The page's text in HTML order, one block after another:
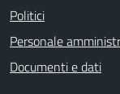
Politici
Personale
Documenti e dati